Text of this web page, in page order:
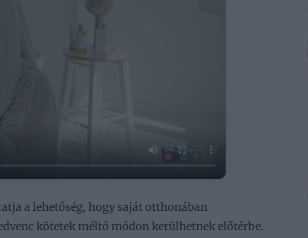
a lehetőség, hogy saját otthonában
kötetek méltó módon kerülhetnek előtérbe.